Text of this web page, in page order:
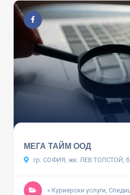
МЕГА ТАЙМ ООД
гр. СОФИЯ, жк. ЛЕВ ТОЛСТОЙ,
» Куриерски услуги,